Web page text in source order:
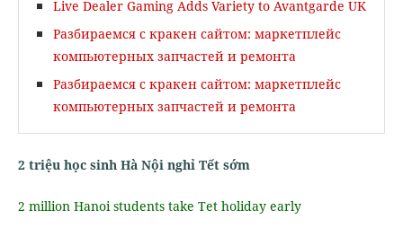
Live Dealer Gaming Adds Variety to Avantgarde UK
Разбираемся с кракен сайтом: маркетплейс
компьютерных запчастей и ремонта
Разбираемся с кракен сайтом: маркетплейс
компьютерных запчастей и ремонта
2 triệu học sinh Hà Nội nghỉ Tết sớm
2 million Hanoi students take Tet holiday early